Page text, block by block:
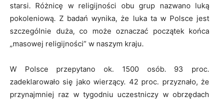
starsi. Różnicę w religijności obu grup nazwano luką
pokoleniową. Z badań wynika, że luka ta w Polsce jest
szczególnie duża, co może oznaczać początek końca
„masowej religijności” w naszym kraju.
W Polsce przepytano ok. 1500 osób. 93 proc.
zadeklarowało się jako wierzący. 42 proc. przyznało, że
przynajmniej raz w tygodniu uczestniczy w obrzędach